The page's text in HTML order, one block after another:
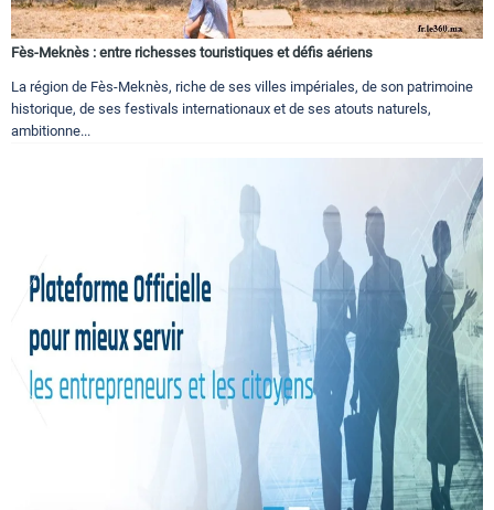
Fès-Meknès : entre richesses touristiques et défis aériens
La région de Fès-Meknès, riche de ses villes impériales, de son patrimoine
historique, de ses festivals internationaux et de ses atouts naturels,
ambitionne...